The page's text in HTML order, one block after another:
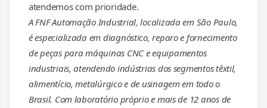
atendemos com prioridade.
A FNF Automação Industrial, localizada em São Paulo,
é especializada em diagnóstico, reparo e fornecimento
de peças para máquinas CNC e equipamentos
industriais, atendendo indústrias dos segmentos têxtil,
alimentício, metalúrgico e de usinagem em todo o
Brasil. Com laboratório próprio e mais de 12 anos de